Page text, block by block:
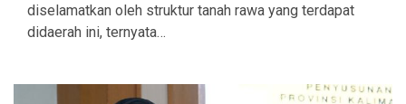
diselamatkan oleh struktur tanah rawa yang terdapat
didaerah ini, ternyata…